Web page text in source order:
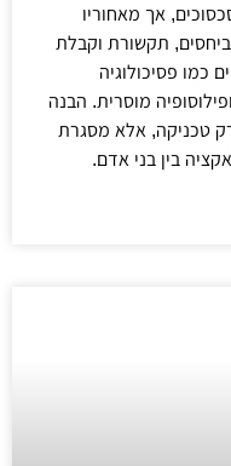
אך מאחוריו
תקשורת וקבלת
כמו פסיכולוגיה
מוסרית. הבנה
טכניקה, אלא מסגרת
בין בני אדם.